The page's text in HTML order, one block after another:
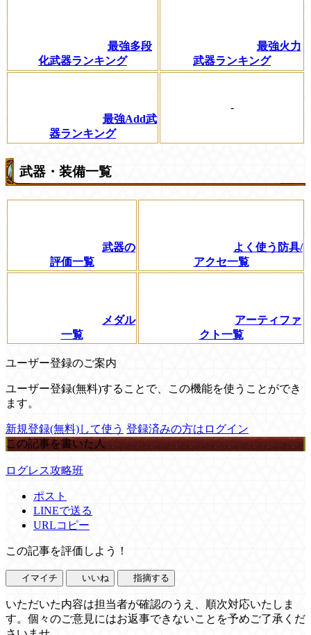
最強多段
化武器ランキング
最強火力
武器ランキング
最強Add武
器ランキング
-
武器・装備一覧
武器の
評価一覧
よく使う防具/
アクセ一覧
メダル
一覧
アーティファ
クト一覧
ユーザー登録のご案内
ユーザー登録(無料)することで、この機能を使うことができ
ます。
新規登録(無料)して使う 登録済みの方はログイン
この記事を書いた人
ログレス攻略班
ポスト
LINEで送る
URLコピー
この記事を評価しよう！
イマイチ いいね 指摘する
いただいた内容は担当者が確認のうえ、順次対応いたしま
す。個々のご意見にはお返事できないことを予めご了承くだ